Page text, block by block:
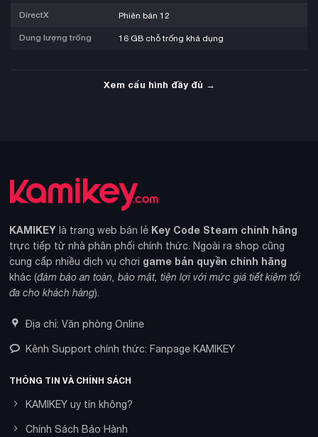
DirectX Phiên bản 12
Dung lượng trống 16 GB chỗ trống khả dụng
Xem cấu hình đầy đủ →
KAMIKEY là trang web bán lẻ Key Code Steam chính hãng
trực tiếp từ nhà phân phối chính thức. Ngoài ra shop cũng
cung cấp nhiều dịch vụ chơi game bản quyền chính hãng
khác (đảm bảo an toàn, bảo mật, tiện lợi với mức giá tiết kiệm tối
đa cho khách hàng).
Địa chỉ: Văn phòng Online
Kênh Support chính thức: Fanpage KAMIKEY
THÔNG TIN VÀ CHÍNH SÁCH
KAMIKEY uy tín không?
Chính Sách Bảo Hành